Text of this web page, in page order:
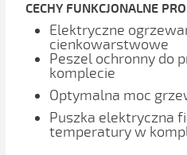
CECHY FUNKCJONALNE
Elektryczne
cienkowarstwowe
Peszel ochronny do
komplecie
Optymalna moc
Puszka elektryczna
temperatury w